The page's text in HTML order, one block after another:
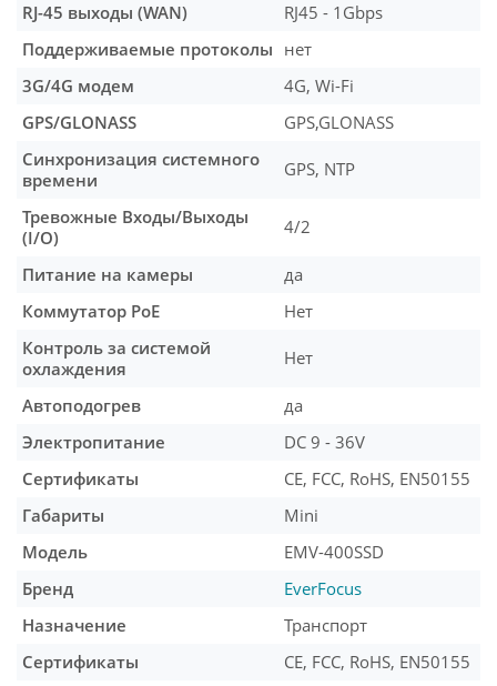
RJ-45 выходы (WAN)
RJ45 - 1Gbps
Поддерживаемые протоколы нет
3G/4G модем
4G, Wi-Fi
GPS/GLONASS
GPS,GLONASS
Синхронизация системного
времени
GPS, NTP
Тревожные Входы/Выходы
(I/O)
4/2
Питание на камеры
да
Коммутатор PoE
Нет
Контроль за системой
охлаждения
Нет
Автоподогрев
да
Электропитание
DC 9 - 36V
Сертификаты
CE, FCC, RoHS, EN50155
Габариты
Mini
Модель
EMV-400SSD
Бренд
EverFocus
Назначение
Транспорт
Сертификаты
CE, FCC, RoHS, EN50155